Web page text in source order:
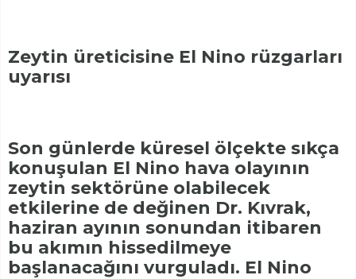
Zeytin üreticisine El Nino rüzgarları
uyarısı
Son günlerde küresel ölçekte sıkça
konuşulan El Nino hava olayının
zeytin sektörüne olabilecek
etkilerine de değinen Dr. Kıvrak,
haziran ayının sonundan itibaren
bu akımın hissedilmeye
başlanacağını vurguladı. El Nino